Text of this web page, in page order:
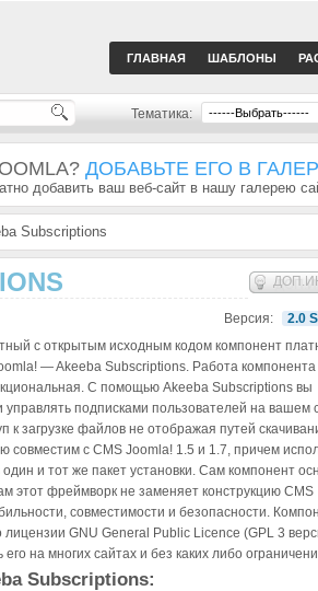
ГЛАВНАЯ ШАБЛОНЫ
Тематика:
ДОБАВЬТЕ ЕГО В
добавить ваш веб-сайт в нашу галерею
Subscriptions
Версия:
2.0
с открытым исходным кодом компонент
— Akeeba Subscriptions. Работа компонента
С помощью Akeeba Subscriptions вы
управлять подписками пользователей на вашем
к загрузке файлов не отображая путей
совместим с CMS Joomla! 1.5 и 1.7, причем
и тот же пакет установки. Сам компонент
этот фреймворк не заменяет конструкцию CMS
совместимости и безопасности.
GNU General Public Licence (GPL 3
на многих сайтах и без каких либо
Subscriptions: